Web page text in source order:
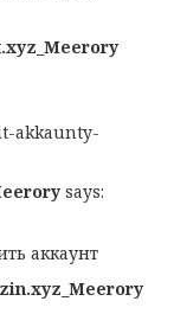
akkaunty-
says:
аккаунт